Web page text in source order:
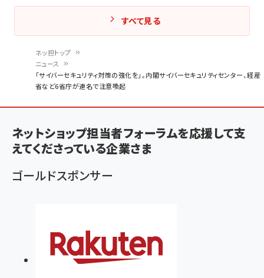
く
ず
ネッ担トップ
ニュース
「サイバーセキュリティ対策の強化を」。内閣サイバーセキュリティセンター、経産
省など6省庁が連名で注意喚起
すべて見る
ネットショップ担当者フォーラムを応援して支
えてくださっている企業さま
ゴールドスポンサー